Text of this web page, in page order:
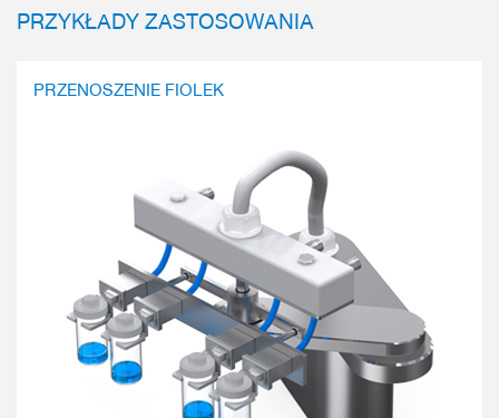
PRZYKŁADY ZASTOSOWANIA
PRZENOSZENIE FIOLEK